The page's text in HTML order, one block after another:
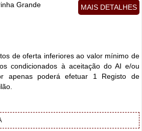
MAIS DETALHES
Grande
de oferta inferiores ao valor mínimo de
condicionados à aceitação do AI e/ou
apenas poderá efetuar 1 Registo de